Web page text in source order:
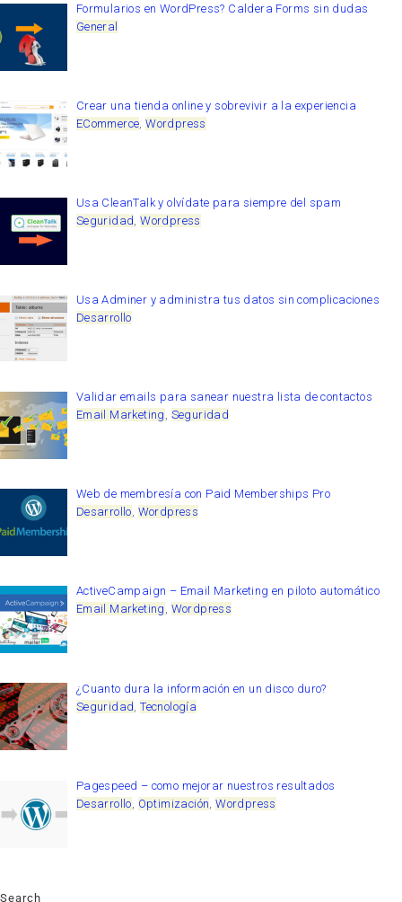
Formularios en WordPress? Caldera Forms sin dudas
General
Crear una tienda online y sobrevivir a la experiencia
ECommerce ,Wordpress
Usa CleanTalk y olvídate para siempre del spam
Seguridad ,Wordpress
Usa Adminer y administra tus datos sin complicaciones
Desarrollo
Validar emails para sanear nuestra lista de contactos
Email Marketing , Seguridad
Web de membresía con Paid Memberships Pro
Desarrollo, Wordpress
ActiveCampaign – Email Marketing en piloto automático
Email Marketing , Wordpress
¿Cuanto dura la información en un disco duro?
Seguridad ,Tecnología
Pagespeed – como mejorar nuestros resultados
Desarrollo Optimización ,Wordpress
Search